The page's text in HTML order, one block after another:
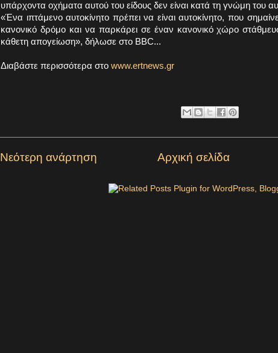
υπάρχοντα οχήματα αυτού του είδους δεν είναι κατά τη γνώμη του
«Ένα ιπτάμενο αυτοκίνητο πρέπει να είναι αυτοκίνητο, που
κανονικό δρόμο και να παρκάρει σε έναν κανονικό χώρο
κάθετη απογείωση», δήλωσε στο BBC...
Διαβάστε περισσότερα στο www.ertnews.gr
Νεότερη ανάρτηση Αρχική σελίδα